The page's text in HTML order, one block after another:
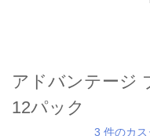
アドバンテージ
12パック
3 件のカ